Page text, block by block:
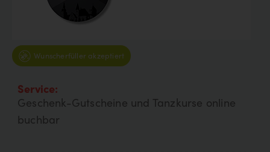
Wunscherfüller akzeptiert
Service:
Geschenk-Gutscheine und Tanzkurse online
buchbar